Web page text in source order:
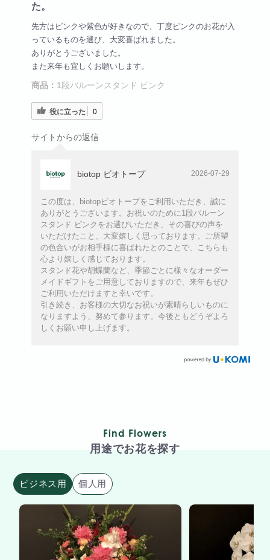
た。
先方はピンクや紫色が好きなので、丁度ピンクのお花が入
っているものを選び、大変喜ばれました。
ありがとうございました。
また来年も宜しくお願いします。
商品： 1段バルーンスタンド ピンク
役に立った 0
サイトからの返信
biotop ビオトープ 2026-07-29
この度は、biotopビオトープをご利用いただき、誠に
ありがとうございます。お祝いのために1段バルーン
スタンド ピンクをお選びいただき、その喜びの声を
いただけたこと、大変嬉しく思っております。ご所望
の色合いがお相手様に喜ばれたとのことで、こちらも
心より嬉しく感じております。
スタンド花や胡蝶蘭など、季節ごとに様々なオーダー
メイドギフトをご用意しておりますので、来年もぜひ
ご利用いただけますと幸いです。
引き続き、お客様の大切なお祝いが素晴らしいものに
なりますよう、努めて参ります。今後ともどうぞよろ
しくお願い申し上げます。
Find Flowers
用途でお花を探す
ビジネス用 個人用